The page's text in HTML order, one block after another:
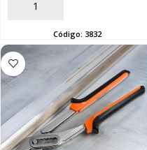
AÑADIR
Código: 3832